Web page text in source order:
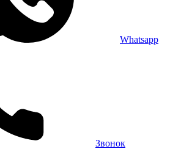
Whatsapp
Звонок